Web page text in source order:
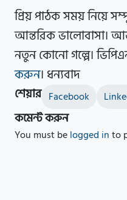
প্রিয় পাঠক সময় নিয়ে
আন্তরিক ভালোবাসা।
নতুন কোনো গল্পে।
করুন। ধন্যবাদ
শেয়ার Facebook
কমেন্ট করুন
You must belogged into